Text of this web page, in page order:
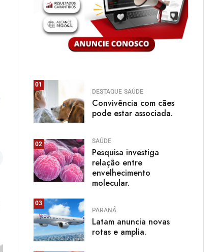
01
DESTAQUE SAÚDE
Convivência com cães
pode estar associada.
02 SAÚDE
Pesquisa investiga
relação entre
envelhecimento
molecular.
03
PARANÁ
Latam anuncia novas
rotas e amplia.